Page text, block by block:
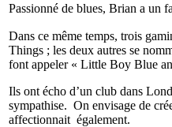
Passionné de blues, Brian a un
Dans ce même temps, trois
Things ; les deux autres se
font appeler « Little Boy Blue
Ils ont écho d’un club dans
sympathise. On envisage de
affectionnait également.